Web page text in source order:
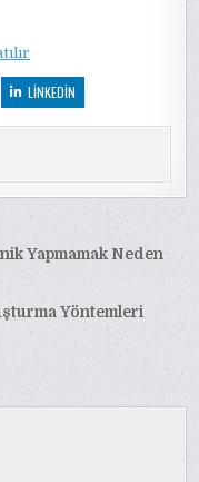
LINKEDIN
Yapmamak Neden
Yöntemleri